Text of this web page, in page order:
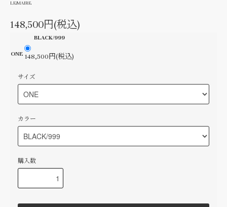
LEMAIRE
148,500円(税込)
BLACK/999
ONE 148,500円(税込)
サイズ
カラー
購入数